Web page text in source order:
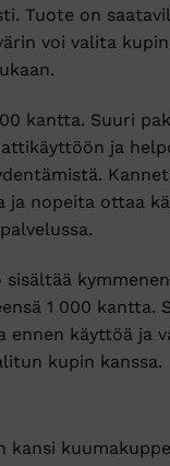
Tuote on
voi valita
kantta. Suuri
ja
ja nopeita ottaa
1 000 kantta.
ennen käyttöä ja
kupin kanssa.
kansi